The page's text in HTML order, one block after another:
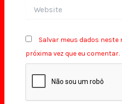
Salvar meus dados neste
próxima vez que eu comentar.